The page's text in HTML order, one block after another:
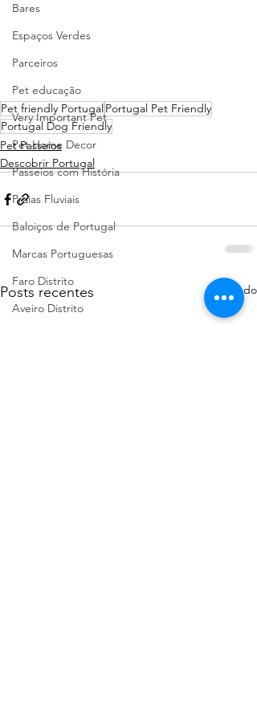
Bares
Espaços Verdes
Parceiros
Pet educação
Very Important Pet
Pet Home Decor
Passeios com História
Praias Fluviais
Baloiços de Portugal
Marcas Portuguesas
Faro Distrito
Aveiro Distrito
Pet friendly PortugalPortugal Pet Friendly
Portugal Dog Friendly
Pet Passeios
Descobrir Portugal
Posts recentes Ver tudo